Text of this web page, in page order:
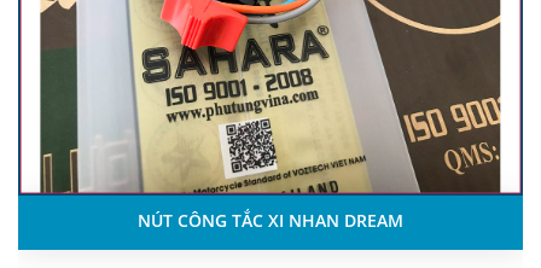
NÚT CÔNG TẮC XI NHAN DREAM